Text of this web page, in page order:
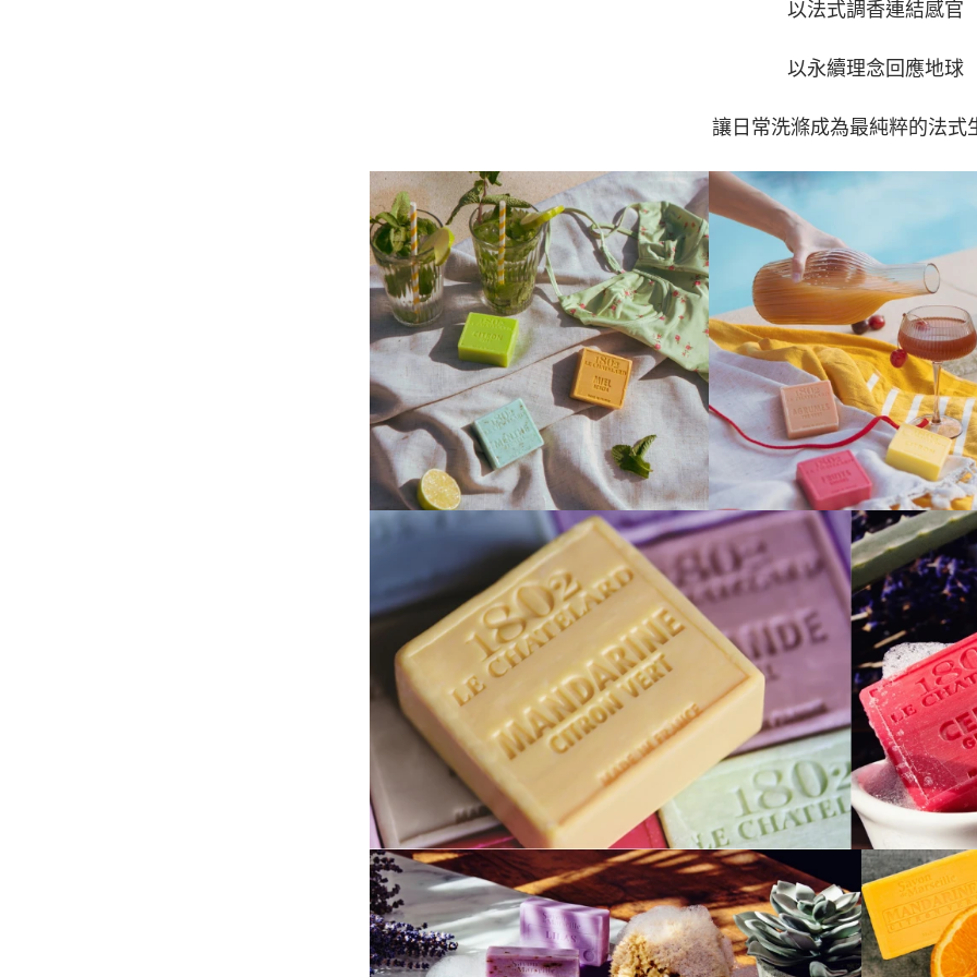
以法式調香連結感官
以永續理念回應地球
讓日常洗滌成為最純粹的法式